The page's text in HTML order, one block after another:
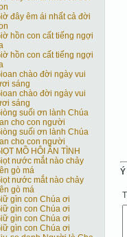
đây êm ái nhất cả đời
hồn con cất tiếng ngợi
hồn con cất tiếng ngợi
chào đời ngày vui
sáng
chào đời ngày vui
sáng
suối ơn lành Chúa
cho con người
suối ơn lành Chúa
cho con người
MỒ HÔI ÂN TÌNH
nước mắt nào chảy
gò má
nước mắt nào chảy
gò má
gìn con Chúa ơi
gìn con Chúa ơi
gìn con Chúa ơi
gìn con Chúa ơi